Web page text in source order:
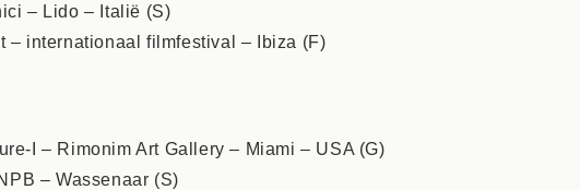
– Lido – Italië (S)
– internationaal filmfestival – Ibiza (F)
I – Rimonim Art Gallery – Miami – USA (G)
– Wassenaar (S)